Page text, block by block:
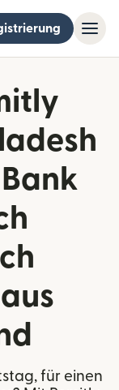
für einen